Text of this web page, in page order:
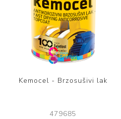
Kemocel - Brzosušivi lak
479685